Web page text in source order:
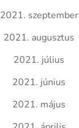
2021. szeptember
2021. augusztus
2021. július
2021. június
2021. május